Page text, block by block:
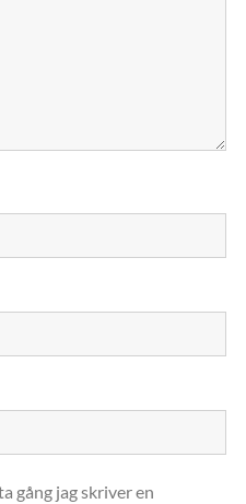
gång jag skriver en